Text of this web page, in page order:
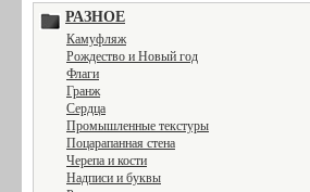
РАЗНОЕ
Камуфляж
Рождество и Новый год
Флаги
Гранж
Сердца
Промышленные текстуры
Поцарапанная стена
Черепа и кости
Надписи и буквы